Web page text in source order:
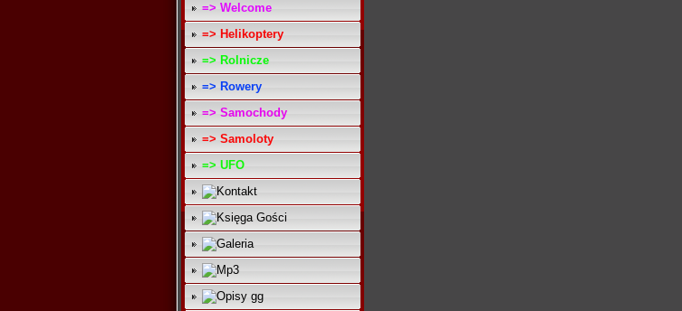
=> Welcome
=> Helikoptery
=> Rolnicze
=> Rowery
=> Samochody
=> Samoloty
=> UFO